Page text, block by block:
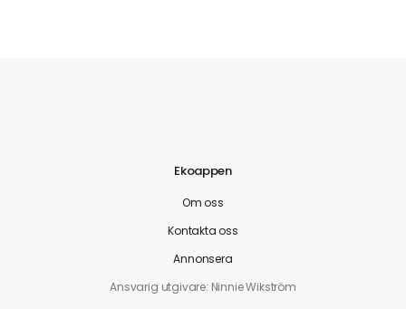
Ekoappen
Om oss
Kontakta oss
Annonsera
Ansvarig utgivare: Ninnie Wikström